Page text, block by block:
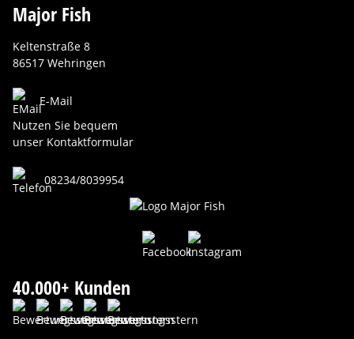
Major Fish
Keltenstraße 8
86517 Wehringen
E-Mail
Nutzen Sie bequem
unser Kontaktformular
08234/8039954
40.000+ Kunden